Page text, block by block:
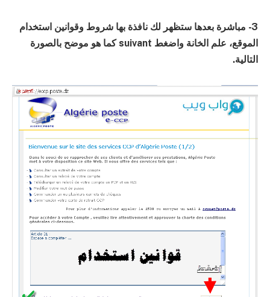
3- مباشرة بعدها ستظهر لك نافذة بها شروط وقوانين استخدام
الموقع، علم الخانة واضغط suivant كما هو موضح بالصورة
التالية.